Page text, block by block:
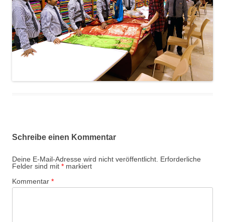
Schreibe einen Kommentar
Deine E-Mail-Adresse wird nicht veröffentlicht. Erforderliche
Felder sind mit * markiert
Kommentar *